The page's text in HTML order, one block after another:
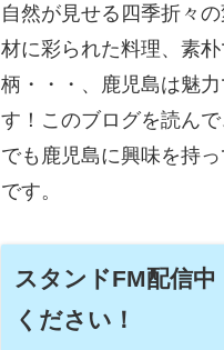
自然が見せる四季折々
材に彩られた料理、素朴
柄・・・、鹿児島は魅
す！このブログを読ん
でも鹿児島に興味を持
です。
スタンドFM配信中
ください！